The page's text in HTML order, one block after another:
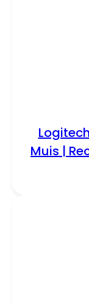
Muis |